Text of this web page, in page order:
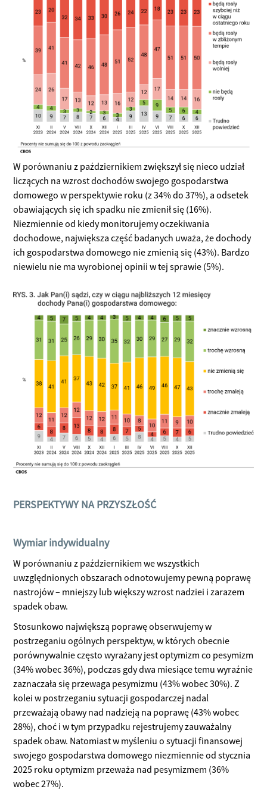
W porównaniu z październikiem zwiększył się nieco udział
liczących na wzrost dochodów swojego gospodarstwa
domowego w perspektywie roku (z 34% do 37%), a odsetek
obawiających się ich spadku nie zmienił się (16%).
Niezmiennie od kiedy monitorujemy oczekiwania
dochodowe, największa część badanych uważa, że dochody
ich gospodarstwa domowego nie zmienią się (43%). Bardzo
niewielu nie ma wyrobionej opinii w tej sprawie (5%).
PERSPEKTYWY NA PRZYSZŁOŚĆ
Wymiar indywidualny
W porównaniu z październikiem we wszystkich
uwzględnionych obszarach odnotowujemy pewną poprawę
nastrojów – mniejszy lub większy wzrost nadziei i zarazem
spadek obaw.
Stosunkowo największą poprawę obserwujemy w
postrzeganiu ogólnych perspektyw, w których obecnie
porównywalnie często wyrażany jest optymizm co pesymizm
(34% wobec 36%), podczas gdy dwa miesiące temu wyraźnie
zaznaczała się przewaga pesymizmu (43% wobec 30%). Z
kolei w postrzeganiu sytuacji gospodarczej nadal
przeważają obawy nad nadzieją na poprawę (43% wobec
28%), choć i w tym przypadku rejestrujemy zauważalny
spadek obaw. Natomiast w myśleniu o sytuacji finansowej
swojego gospodarstwa domowego niezmiennie od stycznia
2025 roku optymizm przeważa nad pesymizmem (36%
wobec 27%).